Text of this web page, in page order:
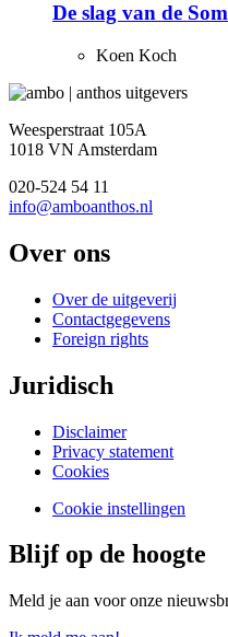
De slag van de
Koen Koch
Weesperstraat 105A
1018 VN Amsterdam
020-524 54 11
info@amboanthos.nl
Over ons
Over de uitgeverij
Contactgegevens
Foreign rights
Juridisch
Disclaimer
Privacy statement
Cookies
Cookie instellingen
Blijf op de hoogte
Meld je aan voor onze